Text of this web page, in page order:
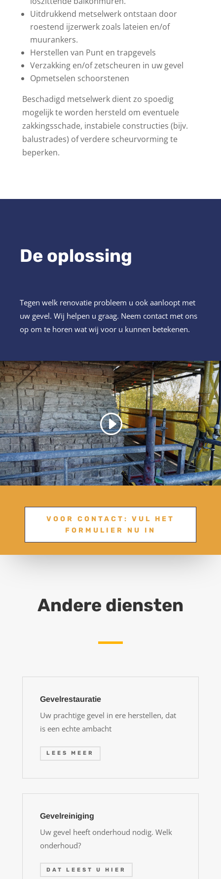
Uitdrukkend metselwerk ontstaan door
roestend ijzerwerk zoals lateien en/of
muurankers.
Herstellen van Punt en trapgevels
Verzakking en/of zetscheuren in uw gevel
Opmetselen schoorstenen
Beschadigd metselwerk dient zo spoedig
mogelijk te worden hersteld om eventuele
zakkingsschade, instabiele constructies (bijv.
balustrades) of verdere scheurvorming te
beperken.
De oplossing
Tegen welk renovatie probleem u ook aanloopt met
uw gevel. Wij helpen u graag. Neem contact met ons
op om te horen wat wij voor u kunnen betekenen.
VOOR CONTACT: VUL HET
FORMULIER NU IN
Andere diensten
Gevelrestauratie
Uw prachtige gevel in ere herstellen, dat
is een echte ambacht
LEES MEER
Gevelreiniging
Uw gevel heeft onderhoud nodig. Welk
onderhoud?
DAT LEEST U HIER